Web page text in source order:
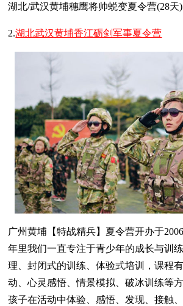
湖北/武汉黄埔穗鹰将帅蜕变夏令营(28天)
2.湖北武汉黄埔香江砺剑军事夏令营
广州黄埔【特战精兵】夏令营开办于
年里我们一直专注于青少年的成长与训
理、封闭式的训练、体验式培训，课程
动、心灵感悟、情景模拟、破冰训练等
孩子在活动中体验、感悟、发现、接触